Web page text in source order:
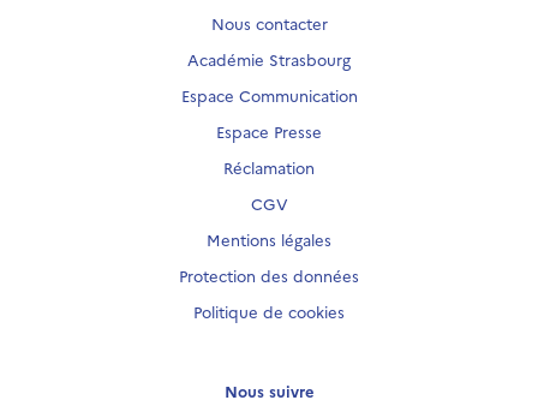
Nous contacter
Académie Strasbourg
Espace Communication
Espace Presse
Réclamation
CGV
Mentions légales
Protection des données
Politique de cookies
Nous suivre